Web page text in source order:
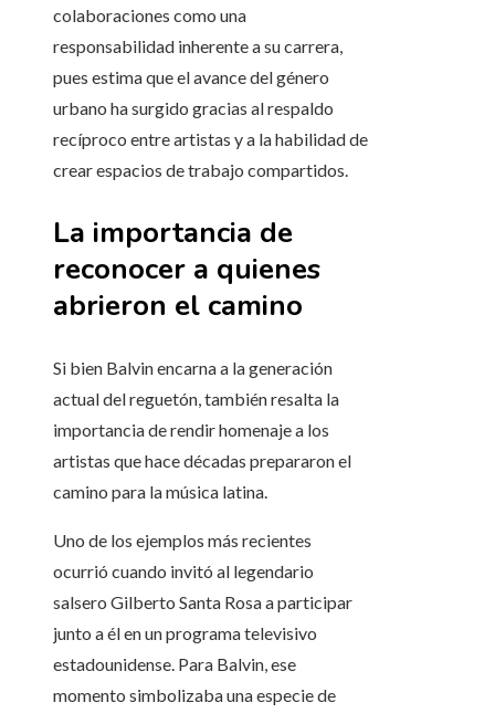
colaboraciones como una
responsabilidad inherente a su carrera,
pues estima que el avance del género
urbano ha surgido gracias al respaldo
recíproco entre artistas y a la habilidad de
crear espacios de trabajo compartidos.
La importancia de
reconocer a quienes
abrieron el camino
Si bien Balvin encarna a la generación
actual del reguetón, también resalta la
importancia de rendir homenaje a los
artistas que hace décadas prepararon el
camino para la música latina.
Uno de los ejemplos más recientes
ocurrió cuando invitó al legendario
salsero Gilberto Santa Rosa a participar
junto a él en un programa televisivo
estadounidense. Para Balvin, ese
momento simbolizaba una especie de